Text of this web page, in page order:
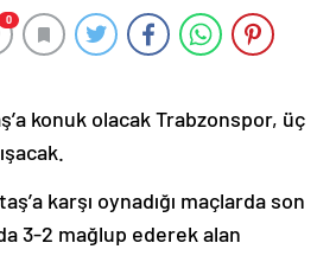
0
konuk olacak Trabzonspor, üç
karşı oynadığı maçlarda son
3-2 mağlup ederek alan